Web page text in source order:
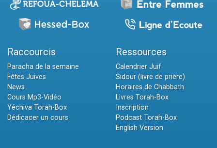
Raccourcis
Paracha de la semaine
Fêtes Juives
News
Cours Mp3-Vidéo
Yéchiva Torah-Box
Dédicacer un cours
Ressources
Calendrier Juif
Sidour (livre de prière)
Horaires de Chabbath
Livres Torah-Box
Inscription
Podcast Torah-Box
English Version